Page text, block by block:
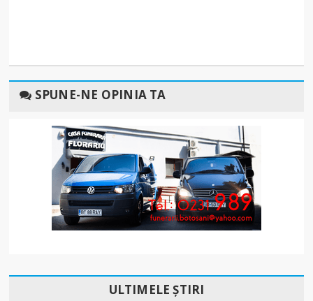
SPUNE-NE OPINIA TA
ULTIMELE ȘTIRI